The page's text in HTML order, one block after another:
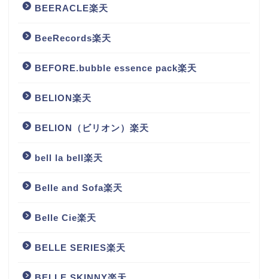
BEERACLE楽天
BeeRecords楽天
BEFORE.bubble essence pack楽天
BELION楽天
BELION（ビリオン）楽天
bell la bell楽天
Belle and Sofa楽天
Belle Cie楽天
BELLE SERIES楽天